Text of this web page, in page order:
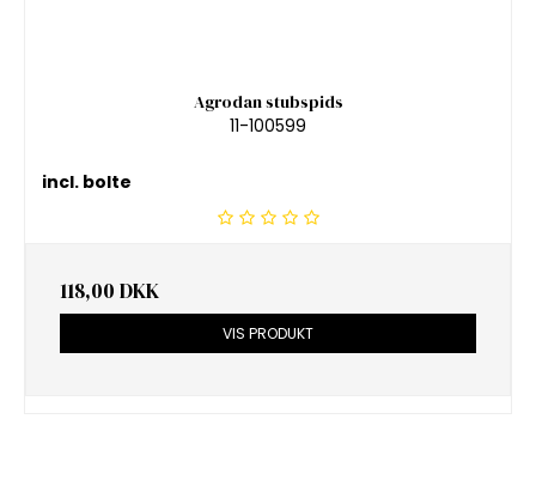
Agrodan stubspids
11-100599
incl. bolte
118,00 DKK
VIS PRODUKT